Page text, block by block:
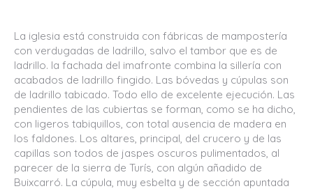
La iglesia está construida con fábricas de mampostería
con verdugadas de ladrillo, salvo el tambor que es de
ladrillo. la fachada del imafronte combina la sillería con
acabados de ladrillo fingido. Las bóvedas y cúpulas son
de ladrillo tabicado. Todo ello de excelente ejecución. Las
pendientes de las cubiertas se forman, como se ha dicho,
con ligeros tabiquillos, con total ausencia de madera en
los faldones. Los altares, principal, del crucero y de las
capillas son todos de jaspes oscuros pulimentados, al
parecer de la sierra de Turís, con algún añadido de
Buixcarró. La cúpula, muy esbelta y de sección apuntada